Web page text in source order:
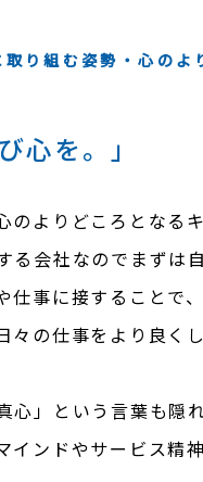
取り組む姿勢・心のよ
心を。」
よりどころとなる
る会社なのでまずは
仕事に接することで
々の仕事をより良く
心」という言葉も隠
インドやサービス精